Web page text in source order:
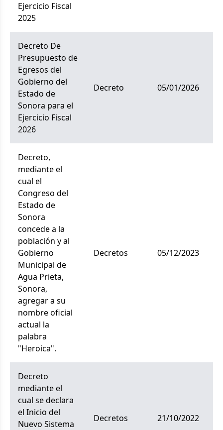
Ejercicio Fiscal
2025
Decreto De
Presupuesto de
Egresos del
Gobierno del
Estado de
Sonora para el
Ejercicio Fiscal
2026
decreto 05/01/2026
Decreto,
mediante el
cual el
Congreso del
Estado de
Sonora
concede a la
población y al
Gobierno
Municipal de
Agua Prieta,
Sonora,
agregar a su
nombre oficial
actual la
palabra
"Heroica".
decretos 05/12/2023
Decreto
mediante el
cual se declara
el Inicio del
Nuevo Sistema
decretos 21/10/2022